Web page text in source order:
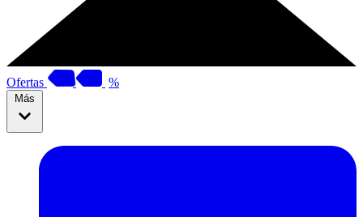
Ofertas %
Más